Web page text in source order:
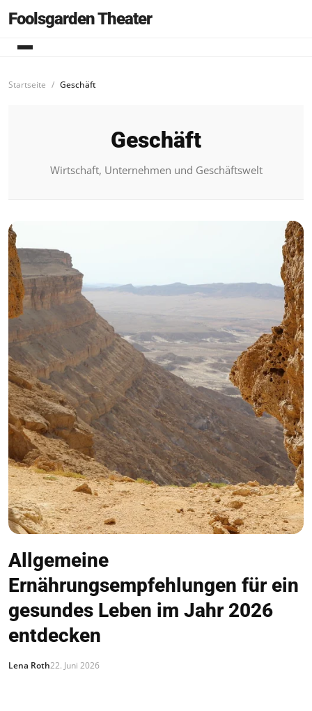
Foolsgarden Theater
Startseite Geschäft
Geschäft
Wirtschaft, Unternehmen und Geschäftswelt
Allgemeine
Ernährungsempfehlungen für ein
gesundes Leben im Jahr 2026
entdecken
Lena Roth22. Juni 2026